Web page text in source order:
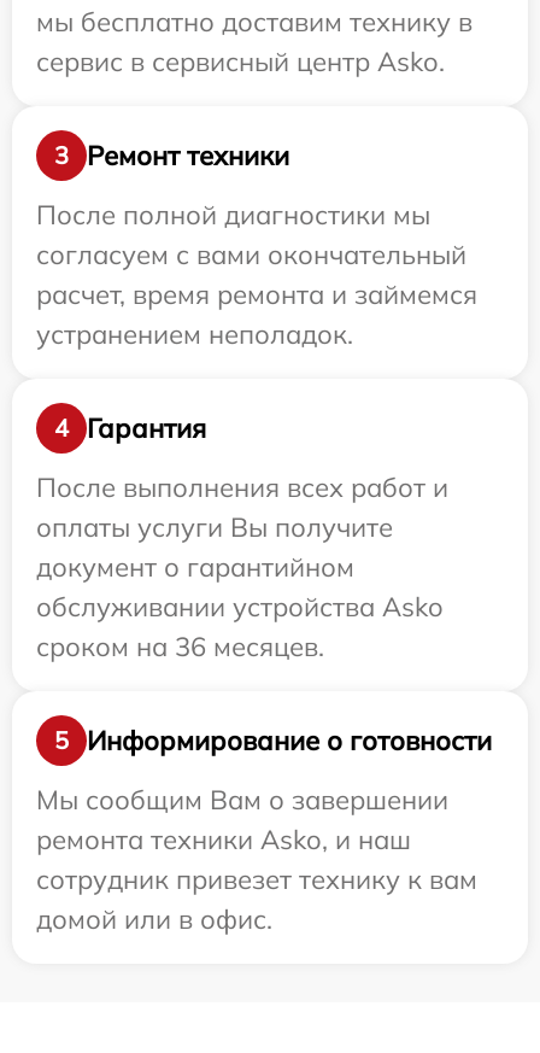
мы бесплатно доставим технику в
сервис в сервисный центр Asko.
3
Ремонт техники
После полной диагностики мы
согласуем с вами окончательный
расчет, время ремонта и займемся
устранением неполадок.
4
Гарантия
После выполнения всех работ и
оплаты услуги Вы получите
документ о гарантийном
обслуживании устройства Asko
сроком на 36 месяцев.
5
Информирование о готовности
Мы сообщим Вам о завершении
ремонта техники Asko, и наш
сотрудник привезет технику к вам
домой или в офис.